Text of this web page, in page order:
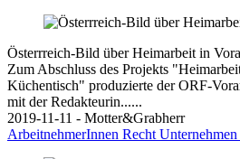
Österrreich-Bild über Heimarbeit in
Zum Abschluss des Projekts
Küchentisch" produzierte der ORF-
mit der Redakteurin......
2019-11-11 - Motter&Grabherr
ArbeitnehmerInnen Recht Unternehmen